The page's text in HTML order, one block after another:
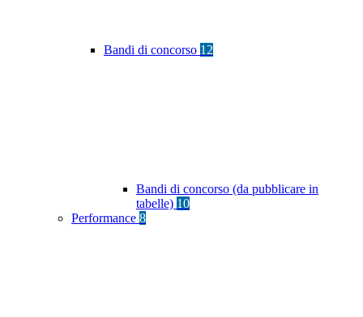
Bandi di concorso 12
Bandi di concorso (da pubblicare in
tabelle) 10
Performance 8